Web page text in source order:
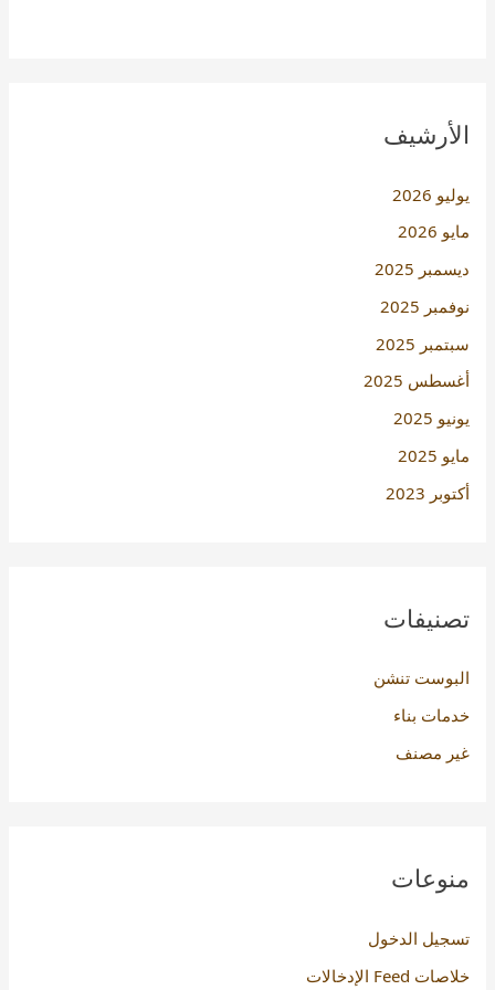
الأرشيف
يوليو 2026
مايو 2026
ديسمبر 2025
نوفمبر 2025
سبتمبر 2025
أغسطس 2025
يونيو 2025
مايو 2025
أكتوبر 2023
تصنيفات
البوست تنشن
خدمات بناء
غير مصنف
منوعات
تسجيل الدخول
خلاصات Feed الإدخالات